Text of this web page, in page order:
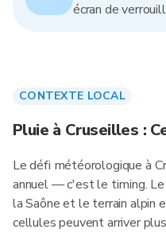
écran de
CONTEXTE LOCAL
Pluie à Cruseilles :
Le défi météorologique à
annuel — c'est le timing.
la Saône et le terrain alpin
cellules peuvent arriver